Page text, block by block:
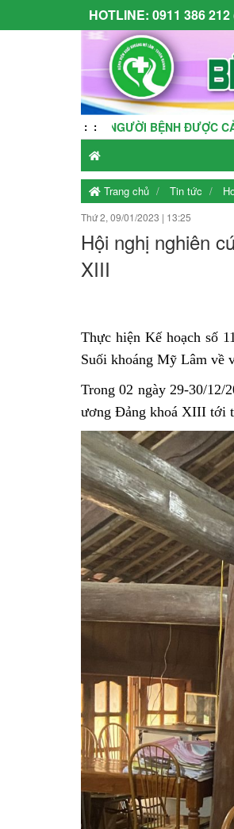
HOTLINE: 0911 386
: :
NGƯỜI BỆNH ĐƯỢC CẢM THÔNG
Trang chủ Tin tức
Thứ 2, 09/01/2023 | 13:25
Hội nghị nghiên
XIII
Thực hiện Kế hoạch số
Suối khoáng Mỹ Lâm về
Trong 02 ngày 29-30/12/
ương Đảng khoá XIII tới